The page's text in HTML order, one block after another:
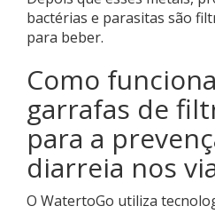
bactérias e parasitas são
para beber.
Como
garrafas de
para a
diarreia nos
O WatertoGo utiliza